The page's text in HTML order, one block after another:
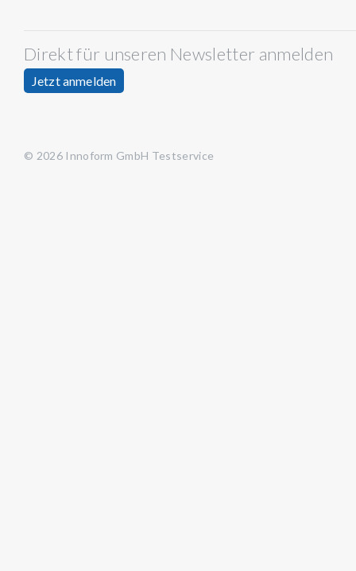
Direkt für unseren Newsletter anmelden
Jetzt anmelden
© 2026 Innoform GmbH Testservice